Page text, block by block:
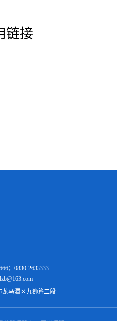
链接
；0830-2633333
龙马潭区九狮路二段